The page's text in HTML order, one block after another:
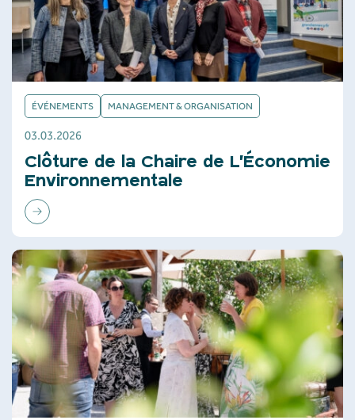
ÉVÉNEMENTS MANAGEMENT & ORGANISATION
03.03.2026
Clôture de la Chaire de L’Économie
Environnementale